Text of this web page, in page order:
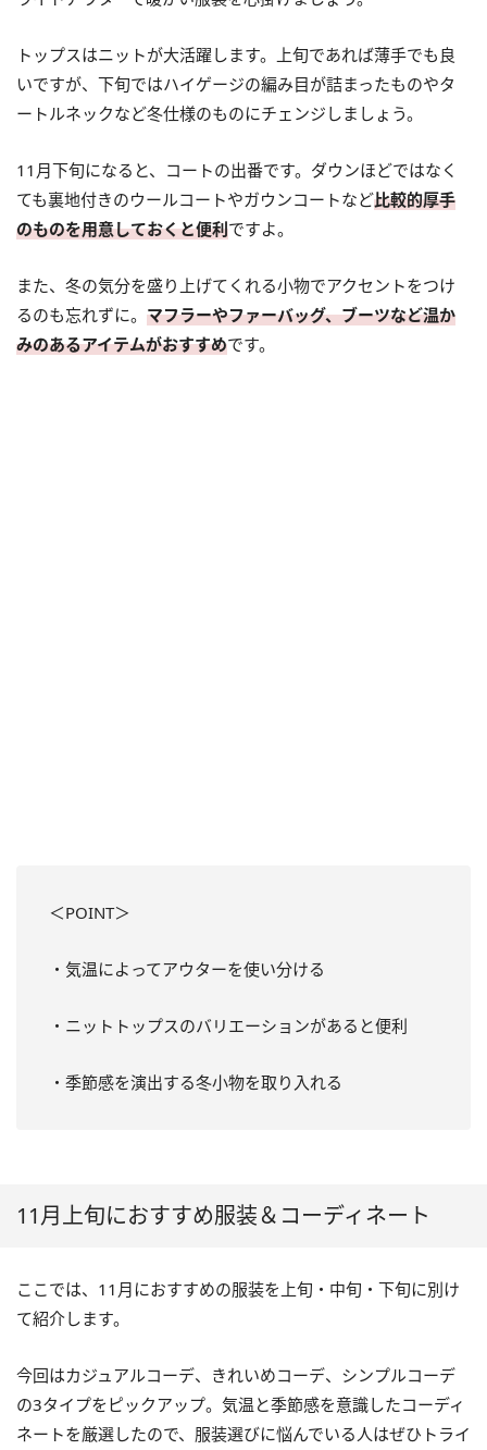
トップスはニットが大活躍します。上旬であれば薄手でも良
いですが、下旬ではハイゲージの編み目が詰まったものやタ
ートルネックなど冬仕様のものにチェンジしましょう。
11月下旬になると、コートの出番です。ダウンほどではなく
ても裏地付きのウールコートやガウンコートなど比較的厚手
のものを用意しておくと便利ですよ。
また、冬の気分を盛り上げてくれる小物でアクセントをつけ
るのも忘れずに。 マフラーやファーバッグ、ブーツなど温か
みのあるアイテムがおすすめです。
＜POINT＞
・気温によってアウターを使い分ける
・ニットトップスのバリエーションがあると便利
・季節感を演出する冬小物を取り入れる
11月上旬におすすめ服装＆コーディネート
ここでは、11月におすすめの服装を上旬・中旬・下旬に別け
て紹介します。
今回はカジュアルコーデ、きれいめコーデ、シンプルコーデ
の3タイプをピックアップ。気温と季節感を意識したコーディ
ネートを厳選したので、服装選びに悩んでいる人はぜひトライ